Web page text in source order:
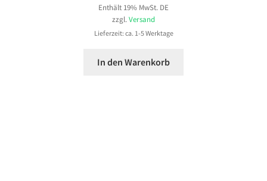
Enthält 19% MwSt. DE
zzgl.Versand
Lieferzeit: ca. 1-5 Werktage
In den Warenkorb